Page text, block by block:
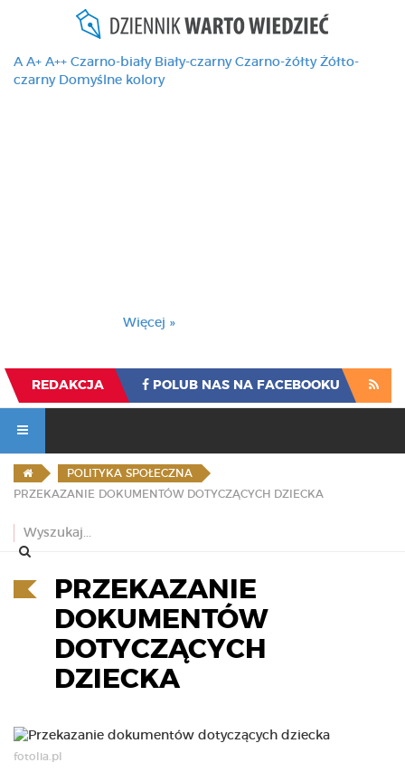
A A+ A++ Czarno-biały Biały-czarny Czarno-żółty Żółto-
czarny Domyślne kolory
Więcej »
REDAKCJA POLUB NAS NA FACEBOOKU
POLITYKA SPOŁECZNA
PRZEKAZANIE DOKUMENTÓW DOTYCZĄCYCH DZIECKA
PRZEKAZANIE
DOKUMENTÓW
DOTYCZĄCYCH
DZIECKA
fotolia.pl